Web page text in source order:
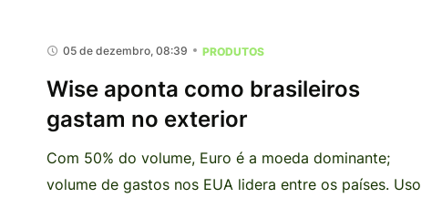
05 de dezembro, 08:39 PRODUTOS
Wise aponta como brasileiros
gastam no exterior
Com 50% do volume, Euro é a moeda dominante;
volume de gastos nos EUA lidera entre os países. Uso